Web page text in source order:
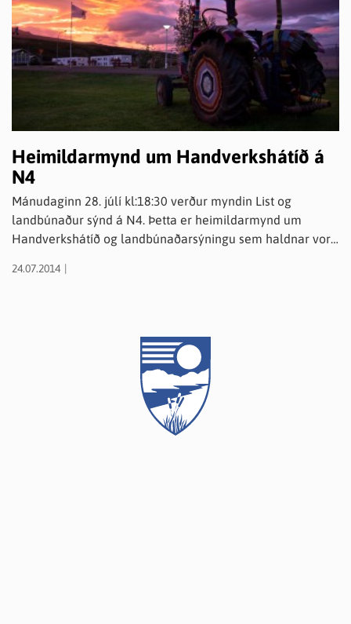
Heimildarmynd um Handverkshátíð á
N4
Mánudaginn 28. júlí kl:18:30 verður myndin List og
landbúnaður sýnd á N4. Þetta er heimildarmynd um
Handverkshátíð og landbúnaðarsýningu sem haldnar voru
og 80 ára afmæli Búnaðarsambands Eyjafjarðar.
24.07.2014